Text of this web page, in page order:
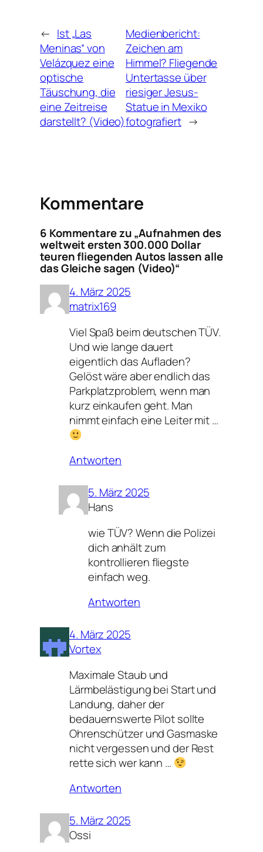
← Ist „Las
Meninas“ von
Velázquez eine
optische
Täuschung, die
eine Zeitreise
darstellt? (Video)
Medienbericht:
Zeichen am
Himmel? Fliegende
Untertasse über
riesiger Jesus-
Statue in Mexiko
fotografiert →
Kommentare
6 Kommentare zu „Aufnahmen des
weltweit ersten 300.000 Dollar
teuren fliegenden Autos lassen alle
das Gleiche sagen (Video)“
4. März 2025
matrix169
Viel Spaß beim deutschen TÜV.
Und wie lange dauert
eigentlich das Aufladen?
Gelöst wäre aber endlich das
Parkplatzproblem, wenn man
kurz einkaufen geht. Man
nimmt einfach eine Leiter mit …
Antworten
5. März 2025
Hans
wie TÜV? Wenn die Polizei
dich anhält zum
kontrollieren fliegste
einfach weg.
Antworten
4. März 2025
Vortex
Maximale Staub und
Lärmbelästigung bei Start und
Landung, daher der
bedauernswerte Pilot sollte
Ohrenschützer und Gasmaske
nicht vergessen und der Rest
rette sich wer kann …
Antworten
5. März 2025
Ossi